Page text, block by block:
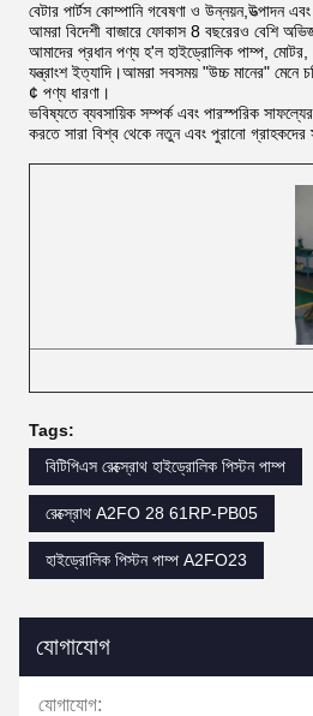
বেটার পার্টস কোম্পানি গবেষণা ও উন্নয়ন,উত্পাদন
আমরা বিদেশী বাজারে ফোকাস 8 বছরেরও বেশি
আমাদের প্রধান পণ্য হ'ল হাইড্রোলিক পাম্প, মোটর,
যন্ত্রাংশ ইত্যাদি।আমরা সবসময় "উচ্চ মানের" মেনে
¢ পণ্য ধারণা।
ভবিষ্যতে ব্যবসায়িক সম্পর্ক এবং পারস্পরিক
করতে সারা বিশ্ব থেকে নতুন এবং পুরানো গ্রাহকদের
Tags:
বিটিপিএস রেক্স্রোথ হাইড্রোলিক পিস্টন পাম্প
রেক্স্রোথ A2FO 28 61RP-PB05
হাইড্রোলিক পিস্টন পাম্প A2FO23
যোগাযোগ
যোগাযোগ: